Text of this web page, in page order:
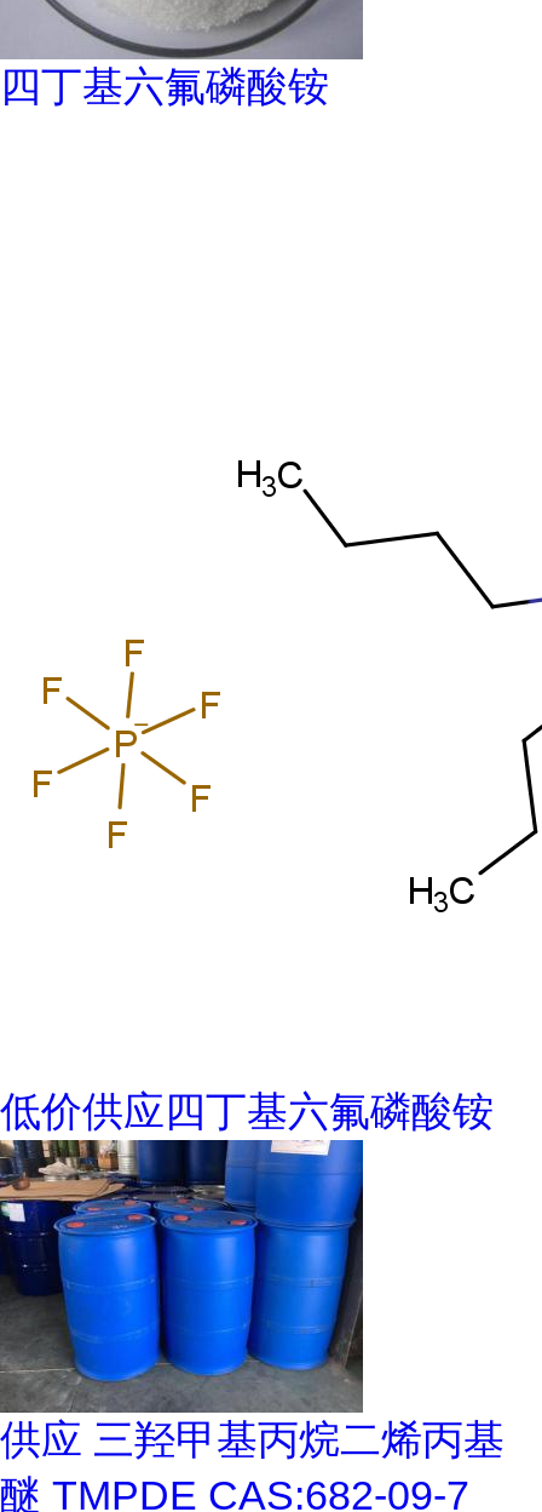
四丁基六氟磷酸铵
低价供应四丁基六氟磷酸铵
供应 三羟甲基丙烷二烯丙基
醚 TMPDE CAS:682-09-7